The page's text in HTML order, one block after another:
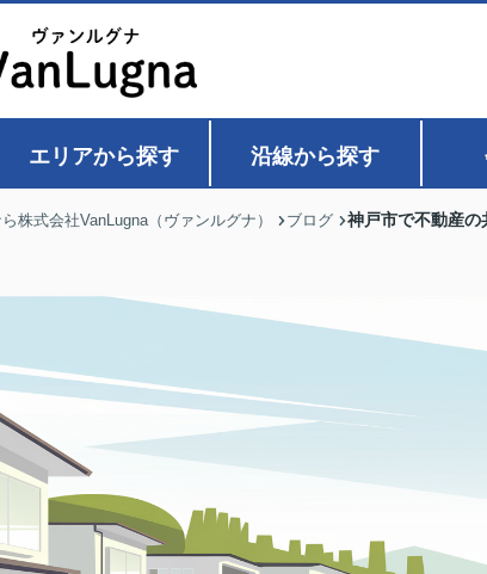
エリアから探す 沿線から探す
株式会社VanLugna（ヴァンルグナ） ブログ 神戸市で不動産の